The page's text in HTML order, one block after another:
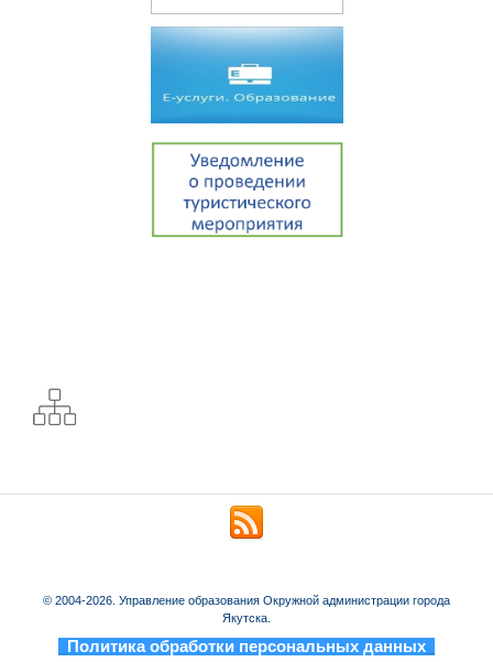
© 2004-2026. Управление образования Окружной администрации города
Якутска.
Политика обработки персональных данных